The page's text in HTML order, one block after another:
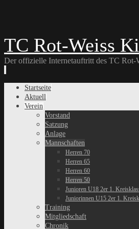
TC Rot-Weiss
Der offizielle Internetauftritt des TC Rot-
Skip
content
Startseite
Aktuell
Verein
Vorstand
Satzung
Anlage
Mannschaften
Herren 70
Herren 65
Herren 60
Herren 50
Junioren U18 2er 1.
Juniorinnen U15 2er 1.
Training
Mitgliedschaft
Chronik